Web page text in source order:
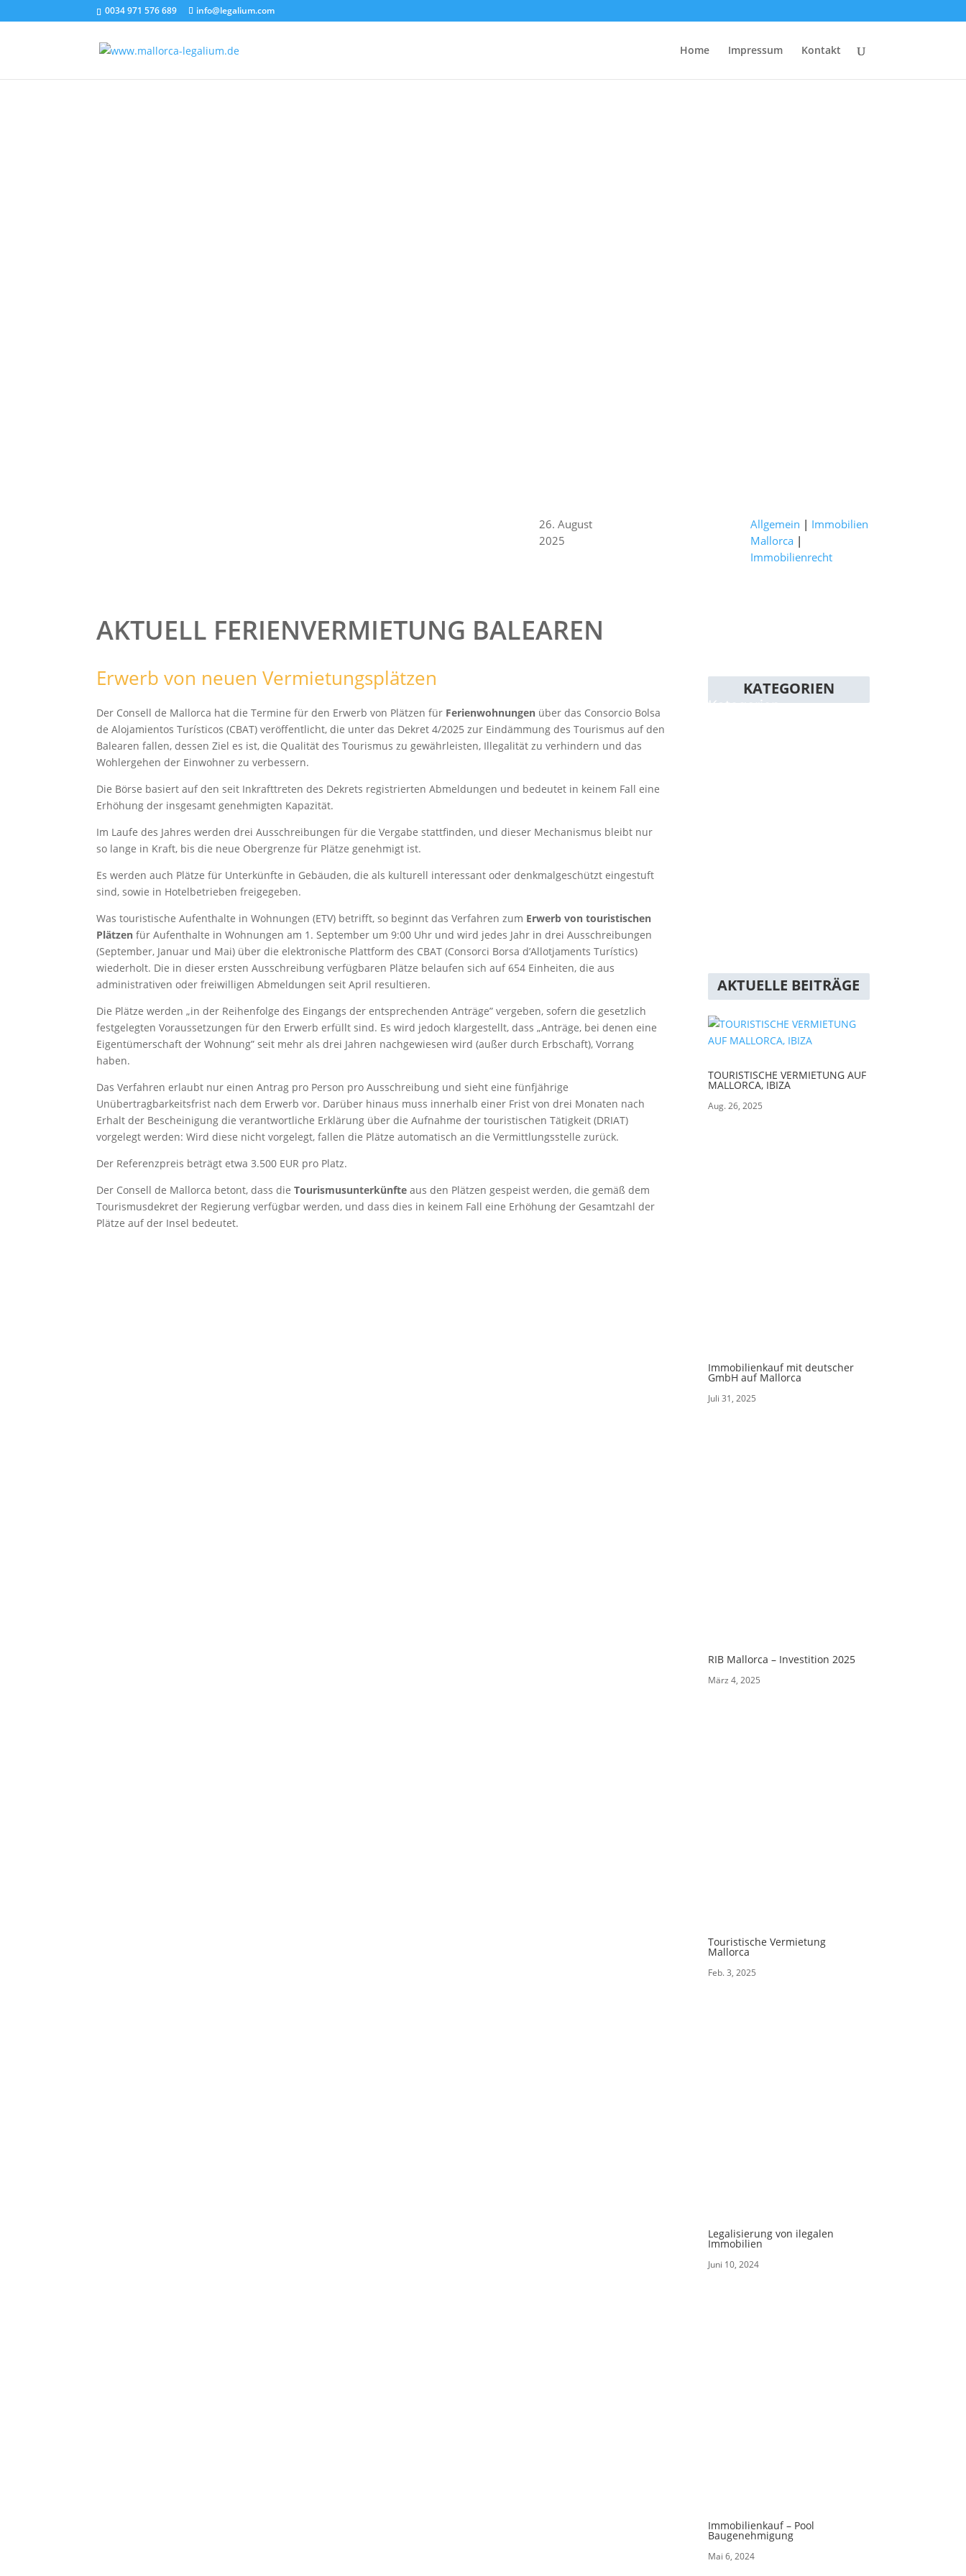
0034 971 576 689 info@legalium.com
Home Impressum Kontakt
26. August
2025
Allgemein | Immobilien
Mallorca |
Immobilienrecht
AKTUELL FERIENVERMIETUNG BALEAREN
Erwerb von neuen Vermietungsplätzen
Der Consell de Mallorca hat die Termine für den Erwerb von Plätzen für Ferienwohnungen über das Consorcio Bolsa
de Alojamientos Turísticos (CBAT) veröffentlicht, die unter das Dekret 4/2025 zur Eindämmung des Tourismus auf den
Balearen fallen, dessen Ziel es ist, die Qualität des Tourismus zu gewährleisten, Illegalität zu verhindern und das
Wohlergehen der Einwohner zu verbessern.
Die Börse basiert auf den seit Inkrafttreten des Dekrets registrierten Abmeldungen und bedeutet in keinem Fall eine
Erhöhung der insgesamt genehmigten Kapazität.
Im Laufe des Jahres werden drei Ausschreibungen für die Vergabe stattfinden, und dieser Mechanismus bleibt nur
so lange in Kraft, bis die neue Obergrenze für Plätze genehmigt ist.
Es werden auch Plätze für Unterkünfte in Gebäuden, die als kulturell interessant oder denkmalgeschützt eingestuft
sind, sowie in Hotelbetrieben freigegeben.
Was touristische Aufenthalte in Wohnungen (ETV) betrifft, so beginnt das Verfahren zum Erwerb von touristischen
Plätzen für Aufenthalte in Wohnungen am 1. September um 9:00 Uhr und wird jedes Jahr in drei Ausschreibungen
(September, Januar und Mai) über die elektronische Plattform des CBAT (Consorci Borsa d’Allotjaments Turístics)
wiederholt. Die in dieser ersten Ausschreibung verfügbaren Plätze belaufen sich auf 654 Einheiten, die aus
administrativen oder freiwilligen Abmeldungen seit April resultieren.
Die Plätze werden „in der Reihenfolge des Eingangs der entsprechenden Anträge” vergeben, sofern die gesetzlich
festgelegten Voraussetzungen für den Erwerb erfüllt sind. Es wird jedoch klargestellt, dass „Anträge, bei denen eine
Eigentümerschaft der Wohnung” seit mehr als drei Jahren nachgewiesen wird (außer durch Erbschaft), Vorrang
haben.
Das Verfahren erlaubt nur einen Antrag pro Person pro Ausschreibung und sieht eine fünfjährige
Unübertragbarkeitsfrist nach dem Erwerb vor. Darüber hinaus muss innerhalb einer Frist von drei Monaten nach
Erhalt der Bescheinigung die verantwortliche Erklärung über die Aufnahme der touristischen Tätigkeit (DRIAT)
vorgelegt werden: Wird diese nicht vorgelegt, fallen die Plätze automatisch an die Vermittlungsstelle zurück.
Der Referenzpreis beträgt etwa 3.500 EUR pro Platz.
Der Consell de Mallorca betont, dass dieTourismusunterkünfteaus den Plätzen gespeist werden, die gemäß dem
Tourismusdekret der Regierung verfügbar werden, und dass dies in keinem Fall eine Erhöhung der Gesamtzahl der
Plätze auf der Insel bedeutet.
KATEGORIEN
Kategorien
AKTUELLE BEITRÄGE
TOURISTISCHE VERMIETUNG AUF
MALLORCA, IBIZA
Aug. 26, 2025
Immobilienkauf mit deutscher
GmbH auf Mallorca
Juli 31, 2025
RIB Mallorca – Investition 2025
März 4, 2025
Touristische Vermietung
Mallorca
Feb. 3, 2025
Legalisierung von ilegalen
Immobilien
Juni 10, 2024
Immobilienkauf – Pool
Baugenehmigung
Mai 6, 2024